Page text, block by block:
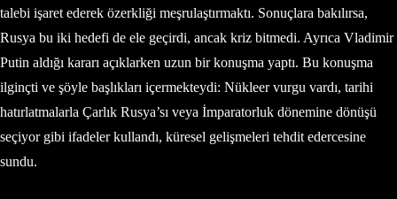
talebi işaret ederek özerkliği meşrulaştırmaktı. Sonuçlara bakılırsa,
Rusya bu iki hedefi de ele geçirdi, ancak kriz bitmedi. Ayrıca Vladimir
Putin aldığı kararı açıklarken uzun bir konuşma yaptı. Bu konuşma
ilginçti ve şöyle başlıkları içermekteydi: Nükleer vurgu vardı, tarihi
hatırlatmalarla Çarlık Rusya’sı veya İmparatorluk dönemine dönüşü
seçiyor gibi ifadeler kullandı, küresel gelişmeleri tehdit edercesine
sundu.